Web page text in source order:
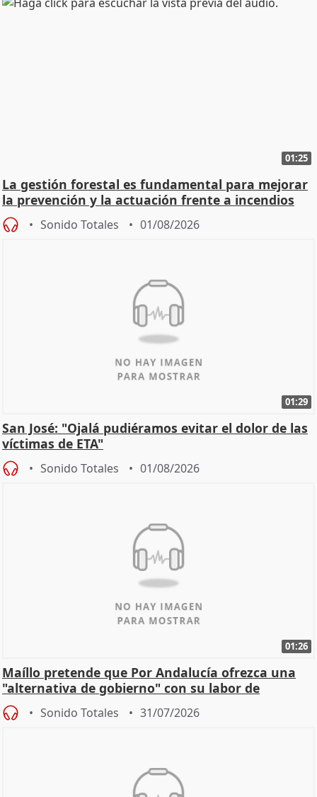
01:25
La gestión forestal es fundamental para mejorar
la prevención y la actuación frente a incendios
Sonido Totales 01/08/2026
01:29
San José: "Ojalá pudiéramos evitar el dolor de las
víctimas de ETA"
Sonido Totales 01/08/2026
01:26
Maíllo pretende que Por Andalucía ofrezca una
"alternativa de gobierno" con su labor de
oposición
Sonido Totales 31/07/2026